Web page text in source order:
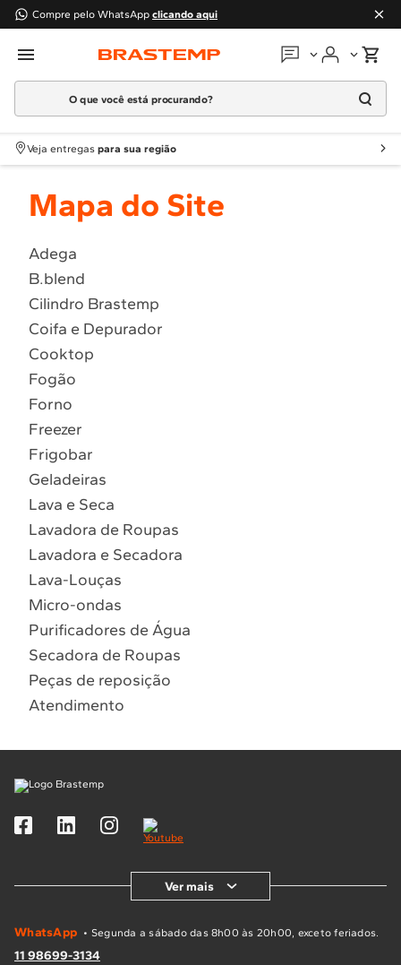
Compre pelo WhatsApp clicando aqui
Em que podemos
Atendimento Brastemp
Localizar assistência técnica
O que você está procurando?
Termos mais buscados
1º Geladeira
2
Fogao
4 º Lava Louça
5 º Cooktop
6º Microondas Brastemp
7º Forno
8º Embutir
9º Combos
Veja entregas para sua região
Mapa do Site
Adega
B.blend
Cilindro Brastemp
Coifa e Depurador
Cooktop
Fogão
Forno
Freezer
Frigobar
Geladeiras
Lava e Seca
Lavadora de Roupas
Lavadora e Secadora
Lava-Louças
Micro-ondas
Purificadores de Água
Secadora de Roupas
Peças de reposição
Atendimento
Ver mais
WhatsApp • Segunda a sábado das 8h00 às 20h00, exceto feriados.
11 98699-3134